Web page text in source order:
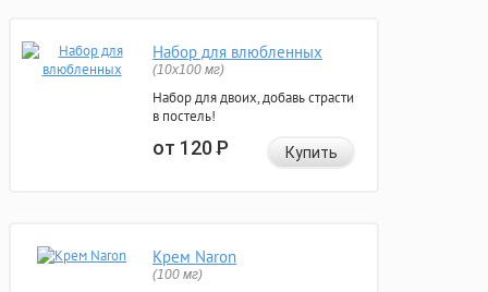
Набор для влюбленных
(10х100 мг)
Набор для двоих, добавь страсти
в постель!
от 120Р Купить
Крем Naron
(100 мг)